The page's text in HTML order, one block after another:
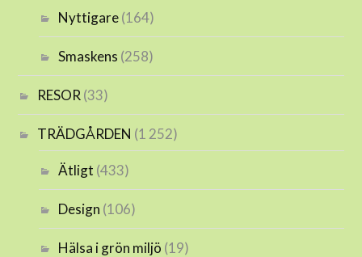
Nyttigare(164)
Smaskens (258)
RESOR(33)
TRÄDGÅRDEN (1 252)
Ätligt (433)
Design (106)
Hälsa i grön miljö (19)